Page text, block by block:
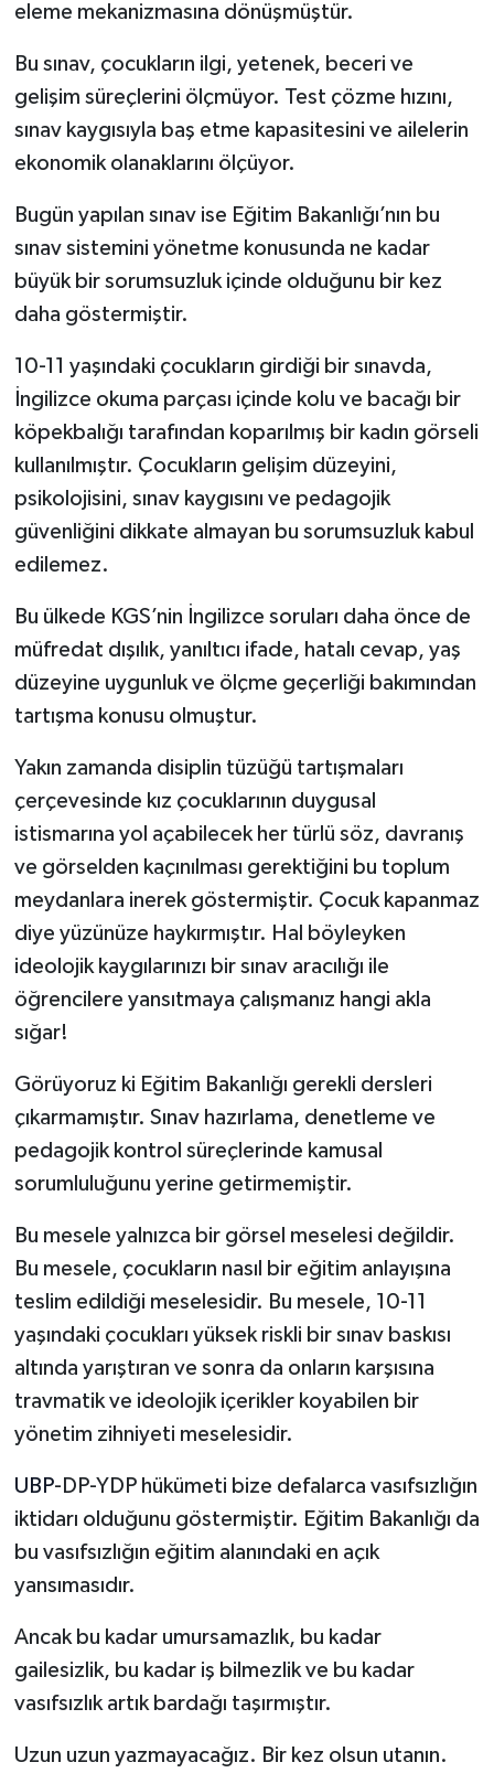
eleme mekanizmasına dönüşmüştür.
Bu sınav, çocukların ilgi, yetenek, beceri ve
gelişim süreçlerini ölçmüyor. Test çözme hızını,
sınav kaygısıyla baş etme kapasitesini ve ailelerin
ekonomik olanaklarını ölçüyor.
Bugün yapılan sınav ise Eğitim Bakanlığı’nın bu
sınav sistemini yönetme konusunda ne kadar
büyük bir sorumsuzluk içinde olduğunu bir kez
daha göstermiştir.
10-11 yaşındaki çocukların girdiği bir sınavda,
İngilizce okuma parçası içinde kolu ve bacağı bir
köpekbalığı tarafından koparılmış bir kadın görseli
kullanılmıştır. Çocukların gelişim düzeyini,
psikolojisini, sınav kaygısını ve pedagojik
güvenliğini dikkate almayan bu sorumsuzluk kabul
edilemez.
Bu ülkede KGS’nin İngilizce soruları daha önce de
müfredat dışılık, yanıltıcı ifade, hatalı cevap, yaş
düzeyine uygunluk ve ölçme geçerliği bakımından
tartışma konusu olmuştur.
Yakın zamanda disiplin tüzüğü tartışmaları
çerçevesinde kız çocuklarının duygusal
istismarına yol açabilecek her türlü söz, davranış
ve görselden kaçınılması gerektiğini bu toplum
meydanlara inerek göstermiştir. Çocuk kapanmaz
diye yüzünüze haykırmıştır. Hal böyleyken
ideolojik kaygılarınızı bir sınav aracılığı ile
öğrencilere yansıtmaya çalışmanız hangi akla
sığar!
Görüyoruz ki Eğitim Bakanlığı gerekli dersleri
çıkarmamıştır. Sınav hazırlama, denetleme ve
pedagojik kontrol süreçlerinde kamusal
sorumluluğunu yerine getirmemiştir.
Bu mesele yalnızca bir görsel meselesi değildir.
Bu mesele, çocukların nasıl bir eğitim anlayışına
teslim edildiği meselesidir. Bu mesele, 10-11
yaşındaki çocukları yüksek riskli bir sınav baskısı
altında yarıştıran ve sonra da onların karşısına
travmatik ve ideolojik içerikler koyabilen bir
yönetim zihniyeti meselesidir.
UBP-DP-YDP hükümeti bize defalarca vasıfsızlığın
iktidarı olduğunu göstermiştir. Eğitim Bakanlığı da
bu vasıfsızlığın eğitim alanındaki en açık
yansımasıdır.
Ancak bu kadar umursamazlık, bu kadar
gailesizlik, bu kadar iş bilmezlik ve bu kadar
vasıfsızlık artık bardağı taşırmıştır.
Uzun uzun yazmayacağız. Bir kez olsun utanın.